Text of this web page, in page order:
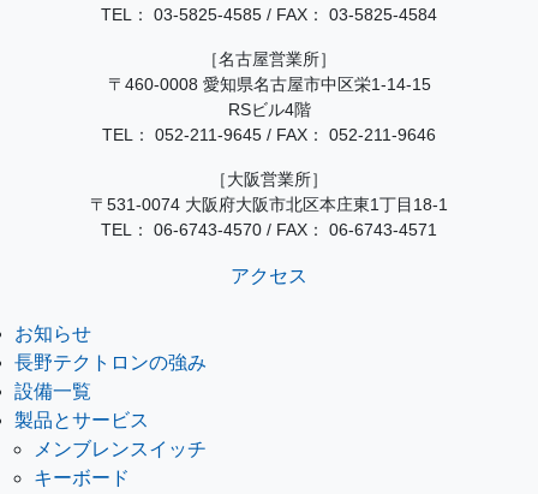
TEL： 03-5825-4585 / FAX： 03-5825-4584
［名古屋営業所］
〒460-0008 愛知県名古屋市中区栄1-14-15
RSビル4階
TEL： 052-211-9645 / FAX： 052-211-9646
［大阪営業所］
〒531-0074 大阪府大阪市北区本庄東1丁目18-1
TEL： 06-6743-4570 / FAX： 06-6743-4571
アクセス
お知らせ
長野テクトロンの強み
設備一覧
製品とサービス
メンブレンスイッチ
キーボード